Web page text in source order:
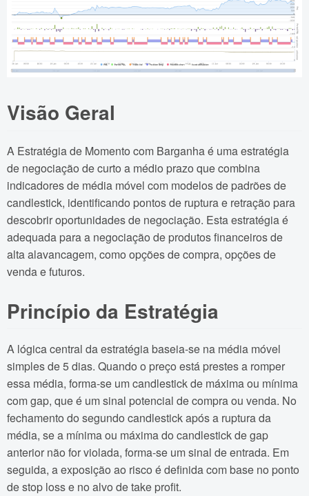
Visão Geral
A Estratégia de Momento com Barganha é uma estratégia
de negociação de curto a médio prazo que combina
indicadores de média móvel com modelos de padrões de
candlestick, identificando pontos de ruptura e retração para
descobrir oportunidades de negociação. Esta estratégia é
adequada para a negociação de produtos financeiros de
alta alavancagem, como opções de compra, opções de
venda e futuros.
Princípio da Estratégia
A lógica central da estratégia baseia-se na média móvel
simples de 5 dias. Quando o preço está prestes a romper
essa média, forma-se um candlestick de máxima ou mínima
com gap, que é um sinal potencial de compra ou venda. No
fechamento do segundo candlestick após a ruptura da
média, se a mínima ou máxima do candlestick de gap
anterior não for violada, forma-se um sinal de entrada. Em
seguida, a exposição ao risco é definida com base no ponto
de stop loss e no alvo de take profit.